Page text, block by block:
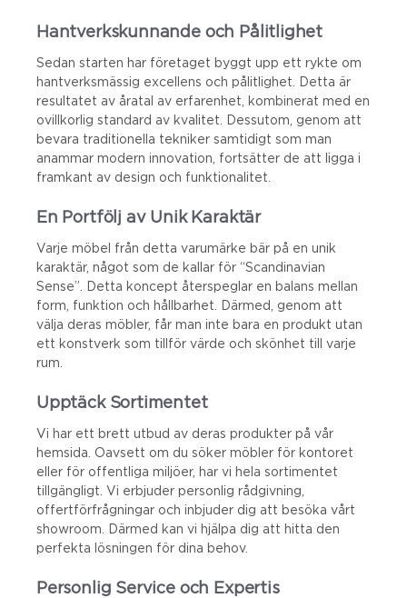
Hantverkskunnande och Pålitlighet
Sedan starten har företaget byggt upp ett rykte om
hantverksmässig excellens och pålitlighet. Detta är
resultatet av åratal av erfarenhet, kombinerat med en
ovillkorlig standard av kvalitet. Dessutom, genom att
bevara traditionella tekniker samtidigt som man
anammar modern innovation, fortsätter de att ligga i
framkant av design och funktionalitet.
En Portfölj av Unik Karaktär
Varje möbel från detta varumärke bär på en unik
karaktär, något som de kallar för “Scandinavian
Sense”. Detta koncept återspeglar en balans mellan
form, funktion och hållbarhet. Därmed, genom att
välja deras möbler, får man inte bara en produkt utan
ett konstverk som tillför värde och skönhet till varje
rum.
Upptäck Sortimentet
Vi har ett brett utbud av deras produkter på vår
hemsida. Oavsett om du söker möbler för kontoret
eller för offentliga miljöer, har vi hela sortimentet
tillgängligt. Vi erbjuder personlig rådgivning,
offertförfrågningar och inbjuder dig att besöka vårt
showroom. Därmed kan vi hjälpa dig att hitta den
perfekta lösningen för dina behov.
Personlig Service och Expertis